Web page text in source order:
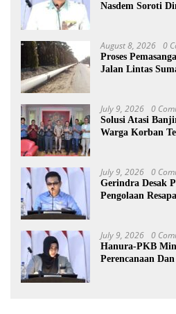
Nasdem Soroti
August 8, 2026 0
Proses
Jalan Lintas
July 9, 2026 0
Solusi Atasi
Warga Korban
July 9, 2026 0
Gerindra Desak
Pengolaan
July 9, 2026 0
Hanura-PKB
Perencanaan